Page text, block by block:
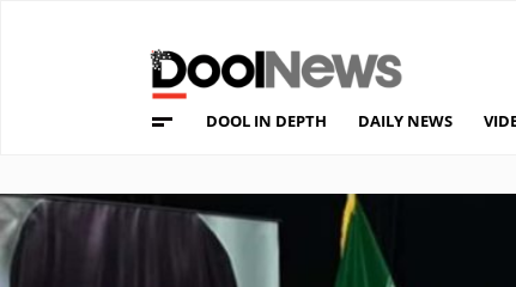
DOOL IN DEPTH DAILY NEWS